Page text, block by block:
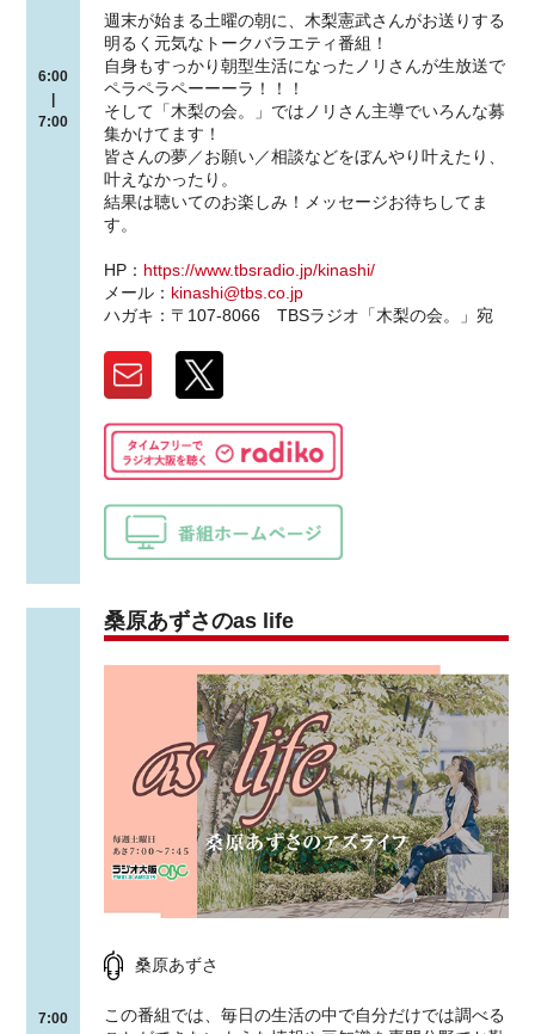
6:00
|
7:00
週末が始まる土曜の朝に、木梨憲武さんがお送りする
明るく元気なトークバラエティ番組！
自身もすっかり朝型生活になったノリさんが生放送で
ペラペラペーーーラ！！！
そして「木梨の会。」ではノリさん主導でいろんな募
集かけてます！
皆さんの夢／お願い／相談などをぼんやり叶えたり、
叶えなかったり。
結果は聴いてのお楽しみ！メッセージお待ちしてま
す。
HP： https://www.tbsradio.jp/kinashi/
メール： kinashi@tbs.co.jp
ハガキ：〒107-8066 TBSラジオ「木梨の会。」宛
7:00
桑原あずさのas life
桑原あずさ
この番組では、毎日の生活の中で自分だけでは調べる